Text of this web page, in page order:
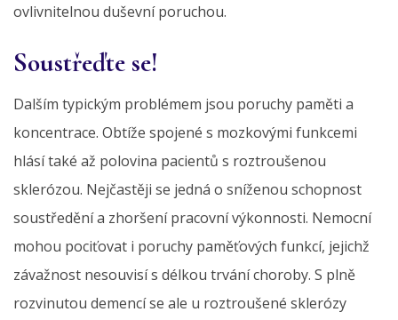
ovlivnitelnou duševní poruchou.
Soustřeďte se!
Dalším typickým problémem jsou poruchy paměti a
koncentrace. Obtíže spojené s mozkovými funkcemi
hlásí také až polovina pacientů s roztroušenou
sklerózou. Nejčastěji se jedná o sníženou schopnost
soustředění a zhoršení pracovní výkonnosti. Nemocní
mohou pociťovat i poruchy paměťových funkcí, jejichž
závažnost nesouvisí s délkou trvání choroby. S plně
rozvinutou demencí se ale u roztroušené sklerózy